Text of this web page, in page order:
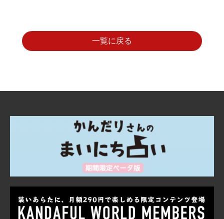
一覧に戻る